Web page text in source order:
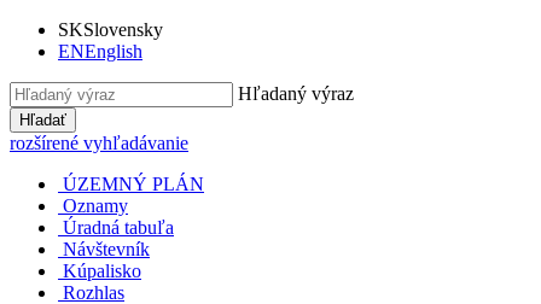
SKSlovensky
ENEnglish
Hľadaný výraz
Hľadať
rozšírené vyhľadávanie
ÚZEMNÝ PLÁN
Oznamy
Úradná tabuľa
Návštevník
Kúpalisko
Rozhlas